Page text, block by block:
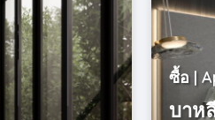
ซื้อ |
บาห